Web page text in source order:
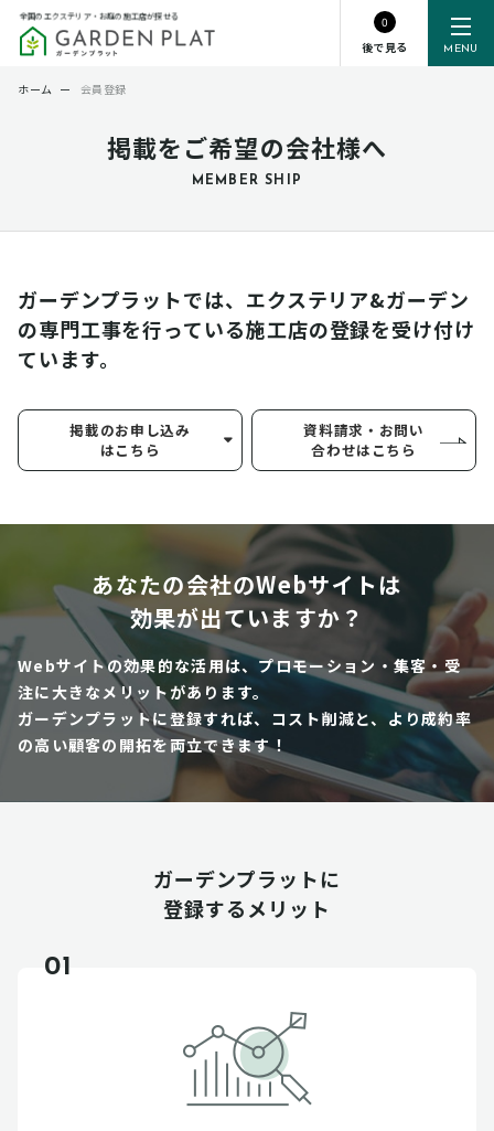
MENU
全国のエクステリア・お庭の施工店が探せる
0
後で見る
掲載をご希望の会社様へ
MEMBER SHIP
ホーム ー 会員登録
ガーデンプラットでは、エクステリア&ガーデン
の専門工事を行っている施工店の登録を受け付け
ています。
掲載のお申し込み
はこちら
資料請求・お問い
合わせはこちら
あなたの会社のWebサイトは
効果が出ていますか？
Webサイトの効果的な活用は、プロモーション・集客・受
注に大きなメリットがあります。
ガーデンプラットに登録すれば、コスト削減と、より成約率
の高い顧客の開拓を両立できます！
ガーデンプラットに
登録するメリット
01